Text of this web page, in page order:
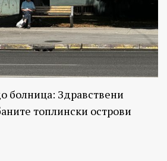
болница: Здравствени
топлински острови